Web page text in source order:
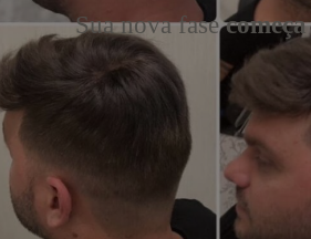
Sua nova fase